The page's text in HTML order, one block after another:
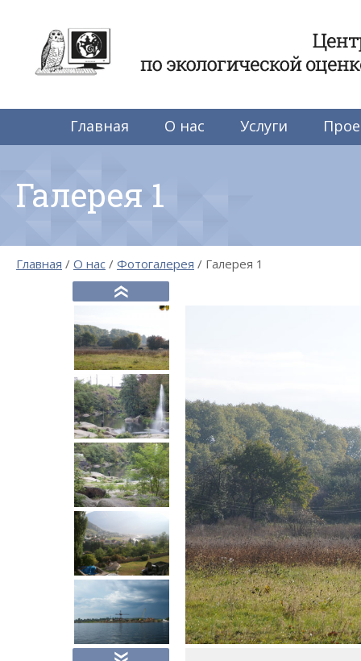
Центр по
Главная О нас Услуги
Галерея 1
Главная О нас Фотогалерея Галерея 1